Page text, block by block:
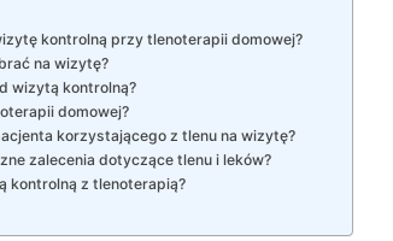
kontrolną przy tlenoterapii domowej?
na wizytę?
wizytą kontrolną?
domowej?
korzystającego z tlenu na wizytę?
zalecenia dotyczące tlenu i leków?
kontrolną z tlenoterapią?